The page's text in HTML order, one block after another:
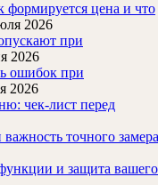
формируется цена и что
2026
при
2026
ошибок при
2026
чек-лист перед
точного замера
и защита вашего